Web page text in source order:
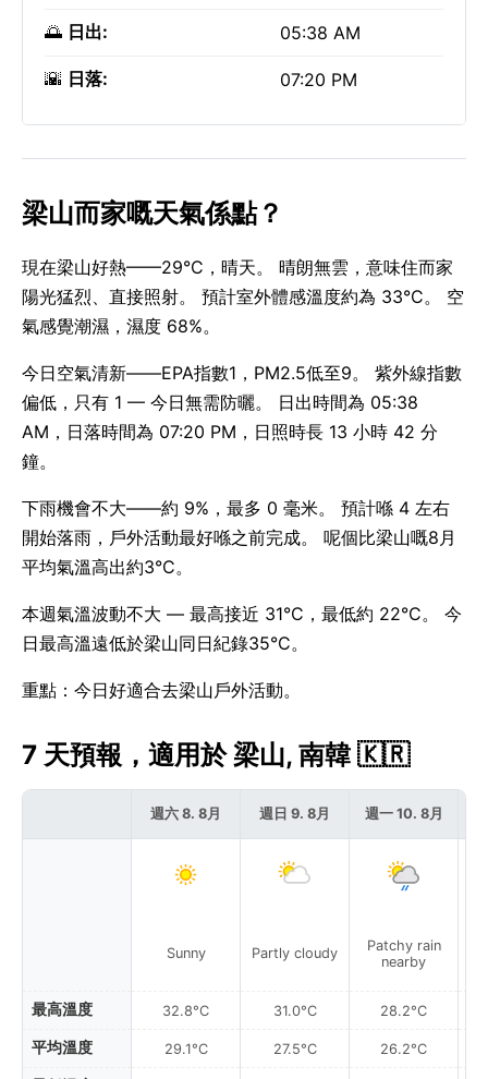
🌅 日出: 05:38 AM
🌇 日落: 07:20 PM
梁山而家嘅天氣係點？
現在梁山好熱——29°C，晴天。 晴朗無雲，意味住而家
陽光猛烈、直接照射。 預計室外體感溫度約為 33°C。 空
氣感覺潮濕，濕度 68%。
今日空氣清新——EPA指數1，PM2.5低至9。 紫外線指數
偏低，只有 1 — 今日無需防曬。 日出時間為 05:38
AM，日落時間為 07:20 PM，日照時長 13 小時 42 分
鐘。
下雨機會不大——約 9%，最多 0 毫米。 預計喺 4 左右
開始落雨，戶外活動最好喺之前完成。 呢個比梁山嘅8月
平均氣溫高出約3°C。
本週氣溫波動不大 — 最高接近 31°C，最低約 22°C。 今
日最高溫遠低於梁山同日紀錄35°C。
重點：今日好適合去梁山戶外活動。
7 天預報，適用於 梁山, 南韓 🇰🇷
最高溫度
平均溫度
週六 8. 8月
Sunny
32.8°C
29.1°C
週日 9. 8月
Partly cloudy
31.0°C
27.5°C
週一 10. 8月
Patchy rain
nearby
28.2°C
26.2°C